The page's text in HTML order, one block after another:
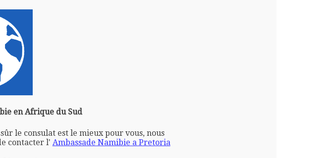
en Afrique du Sud
sûr le consulat est le mieux pour vous, nous
contacter l' Ambassade Namibie a Pretoria